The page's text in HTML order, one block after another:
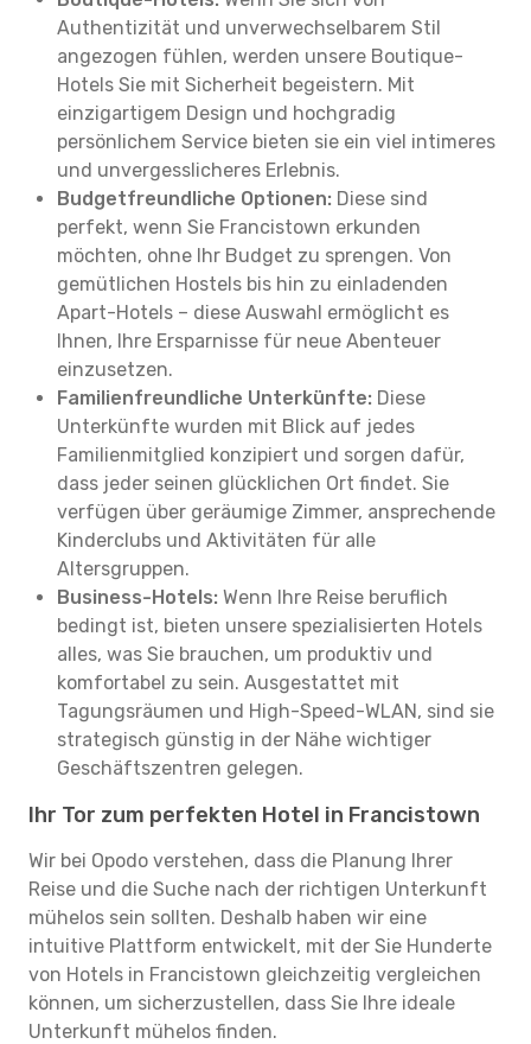
Authentizität und unverwechselbarem Stil
angezogen fühlen, werden unsere Boutique-
Hotels Sie mit Sicherheit begeistern. Mit
einzigartigem Design und hochgradig
persönlichem Service bieten sie ein viel intimeres
und unvergesslicheres Erlebnis.
Budgetfreundliche Optionen: Diese sind
perfekt, wenn Sie Francistown erkunden
möchten, ohne Ihr Budget zu sprengen. Von
gemütlichen Hostels bis hin zu einladenden
Apart-Hotels – diese Auswahl ermöglicht es
Ihnen, Ihre Ersparnisse für neue Abenteuer
einzusetzen.
Familienfreundliche Unterkünfte: Diese
Unterkünfte wurden mit Blick auf jedes
Familienmitglied konzipiert und sorgen dafür,
dass jeder seinen glücklichen Ort findet. Sie
verfügen über geräumige Zimmer, ansprechende
Kinderclubs und Aktivitäten für alle
Altersgruppen.
Business-Hotels: Wenn Ihre Reise beruflich
bedingt ist, bieten unsere spezialisierten Hotels
alles, was Sie brauchen, um produktiv und
komfortabel zu sein. Ausgestattet mit
Tagungsräumen und High-Speed-WLAN, sind sie
strategisch günstig in der Nähe wichtiger
Geschäftszentren gelegen.
Ihr Tor zum perfekten Hotel in Francistown
Wir bei Opodo verstehen, dass die Planung Ihrer
Reise und die Suche nach der richtigen Unterkunft
mühelos sein sollten. Deshalb haben wir eine
intuitive Plattform entwickelt, mit der Sie Hunderte
von Hotels in Francistown gleichzeitig vergleichen
können, um sicherzustellen, dass Sie Ihre ideale
Unterkunft mühelos finden.